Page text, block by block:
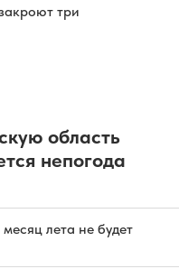
три
область
непогода
лета не будет